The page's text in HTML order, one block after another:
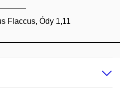
Flaccus, Ódy 1,11